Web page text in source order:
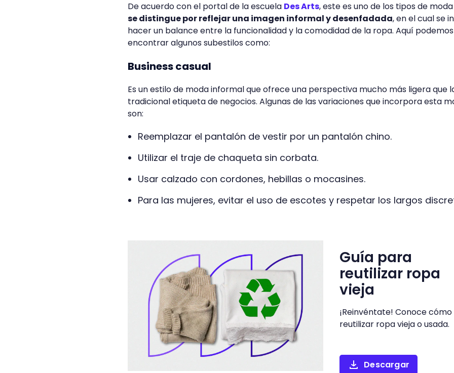
De acuerdo con el portal de la escuela Des Arts, este es uno de los tipos de
se distingue por reflejar una imagen informal y desenfadada, en el cual se
hacer un balance entre la funcionalidad y la comodidad de la ropa. Aquí podemos
encontrar algunos subestilos como:
Business casual
Es un estilo de moda informal que ofrece una perspectiva mucho más ligera que
tradicional etiqueta de negocios. Algunas de las variaciones que incorpora esta
son:
Reemplazar el pantalón de vestir por un pantalón chino.
Utilizar el traje de chaqueta sin corbata.
Usar calzado con cordones, hebillas o mocasines.
Para las mujeres, evitar el uso de escotes y respetar los largos
Guía para
reutilizar ropa
vieja
¡Reinvéntate! Conoce cómo
reutilizar ropa vieja o usada.
Descargar